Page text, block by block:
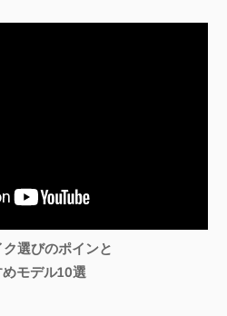
選びのポインと
モデル10選